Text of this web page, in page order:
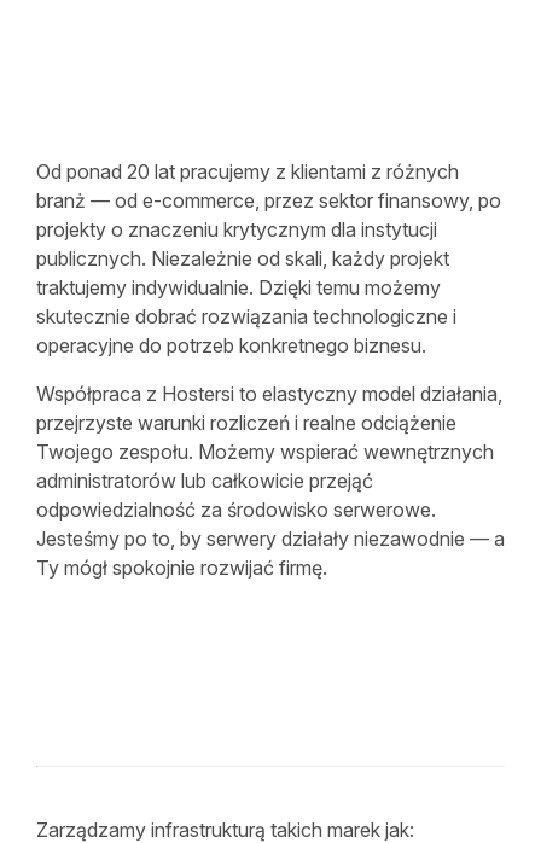
Od ponad 20 lat pracujemy z klientami z różnych
branż — od e-commerce, przez sektor finansowy, po
projekty o znaczeniu krytycznym dla instytucji
publicznych. Niezależnie od skali, każdy projekt
traktujemy indywidualnie. Dzięki temu możemy
skutecznie dobrać rozwiązania technologiczne i
operacyjne do potrzeb konkretnego biznesu.
Współpraca z Hostersi to elastyczny model działania,
przejrzyste warunki rozliczeń i realne odciążenie
Twojego zespołu. Możemy wspierać wewnętrznych
administratorów lub całkowicie przejąć
odpowiedzialność za środowisko serwerowe.
Jesteśmy po to, by serwery działały niezawodnie — a
Ty mógł spokojnie rozwijać firmę.
Zarządzamy infrastrukturą takich marek jak: